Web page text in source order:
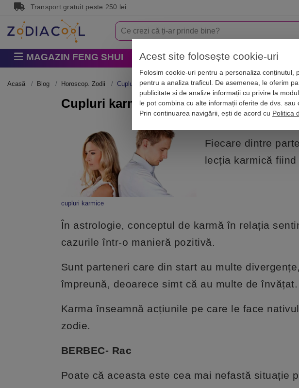
Transport gratuit peste 250 lei
MAGAZIN FENG SHUI Horoscop Zodii Astrologie Numerologie
Acasă Blog Horoscop. Zodii Cupluri karmice blestemate: zodii de foc și relațiile lor
Cupluri karmice blestemate: zodii de
cupluri karmice
Fiecare dintre
lecția karmică
În astrologie, conceptul de karmă în relația
cazurile într-o manieră pozitivă.
Sunt parteneri care din start au multe
împreună, deoarece simt că au multe de învățat.
Karma înseamnă acțiunile pe care le face
zodie.
BERBEC- Rac
Poate că aceasta este cea mai nefastă situație
Acest site folosește cookie-uri
Folosim cookie-uri pentru a personaliza conținutul,
pentru a analiza traficul. De asemenea, le oferim
publicitate și de analize informații cu privire la
le pot combina cu alte informații oferite de dvs.
Prin continuarea navigării, ești de acord cu Politica